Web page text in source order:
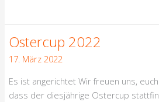
Ostercup 2022
17. März 2022
Es ist angerichtet Wir freuen uns,
dass der diesjährige Ostercup
Ostercup
2022